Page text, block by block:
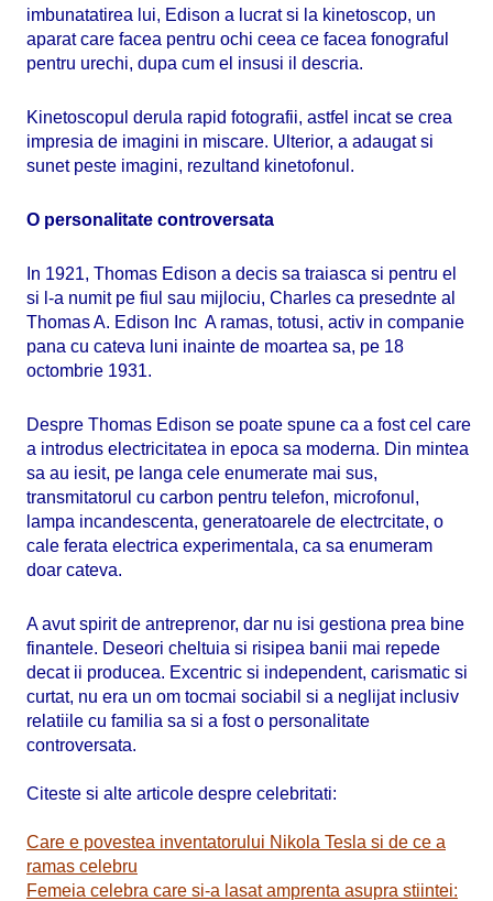
imbunatatirea lui, Edison a lucrat si la kinetoscop, un
aparat care facea pentru ochi ceea ce facea fonograful
pentru urechi, dupa cum el insusi il descria.
Kinetoscopul derula rapid fotografii, astfel incat se crea
impresia de imagini in miscare. Ulterior, a adaugat si
sunet peste imagini, rezultand kinetofonul.
O personalitate controversata
In 1921, Thomas Edison a decis sa traiasca si pentru el
si l-a numit pe fiul sau mijlociu, Charles ca presednte al
Thomas A. Edison Inc A ramas, totusi, activ in companie
pana cu cateva luni inainte de moartea sa, pe 18
octombrie 1931.
Despre Thomas Edison se poate spune ca a fost cel care
a introdus electricitatea in epoca sa moderna. Din mintea
sa au iesit, pe langa cele enumerate mai sus,
transmitatorul cu carbon pentru telefon, microfonul,
lampa incandescenta, generatoarele de electrcitate, o
cale ferata electrica experimentala, ca sa enumeram
doar cateva.
A avut spirit de antreprenor, dar nu isi gestiona prea bine
finantele. Deseori cheltuia si risipea banii mai repede
decat ii producea. Excentric si independent, carismatic si
curtat, nu era un om tocmai sociabil si a neglijat inclusiv
relatiile cu familia sa si a fost o personalitate
controversata.
Citeste si alte articole despre celebritati:
Care e povestea inventatorului Nikola Tesla si de ce a
ramas celebru
Femeia celebra care si-a lasat amprenta asupra stiintei: